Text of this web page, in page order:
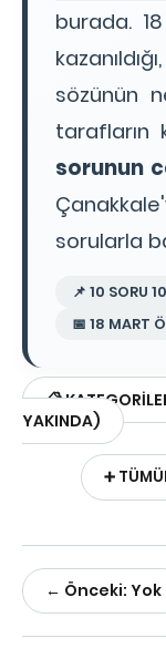
burada.
sözünün
tarafların
sorunun
sorularla
📌 10 SORU
📅 18 MART
📋
YAKINDA)
➕
← Önceki: Yok